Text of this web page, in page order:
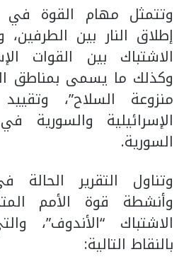
وتتمثل مهام القوة
إطلاق النار بين
الاشتباك بين القوات
وكذلك ما يسمى بمناطق
منزوعة السلاح”،
الإسرائيلية والسورية
السورية.
وتناول التقرير
وأنشطة قوة الأمم
الاشتباك “الأندوف”،
بالنقاط التالية: